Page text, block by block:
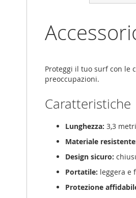
gallery
Proteggi il tuo surf con le
preoccupazioni.
Caratteristiche
Lunghezza: 3,3
Materiale
Design sicuro:
Portatile: leggera e
Protezione